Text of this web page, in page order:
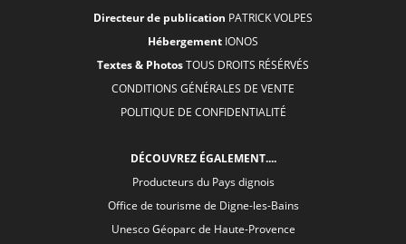
Directeur de publication PATRICK VOLPES
Hébergement IONOS
Textes & PhotosTOUS DROITS RÉSÉRVÉS
CONDITIONS GÉNÉRALES DE VENTE
POLITIQUE DE CONFIDENTIALITÉ
DÉCOUVREZ ÉGALEMENT....
Producteurs du Pays dignois
Office de tourisme de Digne-les-Bains
Unesco Géoparc de Haute-Provence